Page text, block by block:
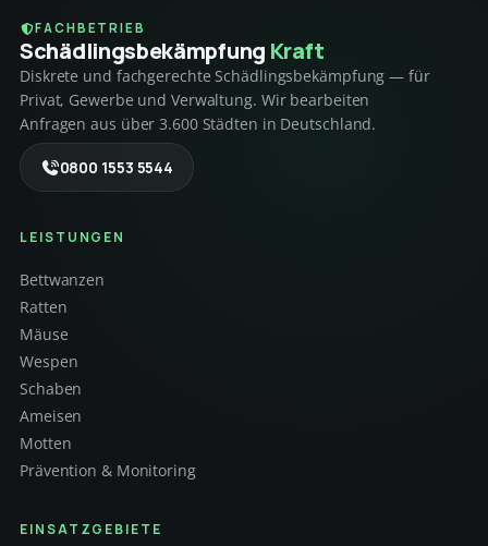
FACHBETRIEB
Schädlings­bekämpfung Kraft
Diskrete und fachgerechte Schädlingsbekämpfung — für
Privat, Gewerbe und Verwaltung. Wir bearbeiten
Anfragen aus über 3.600 Städten in Deutschland.
0800 1553 5544
LEISTUNGEN
Bettwanzen
Ratten
Mäuse
Wespen
Schaben
Ameisen
Motten
Prävention & Monitoring
EINSATZGEBIETE